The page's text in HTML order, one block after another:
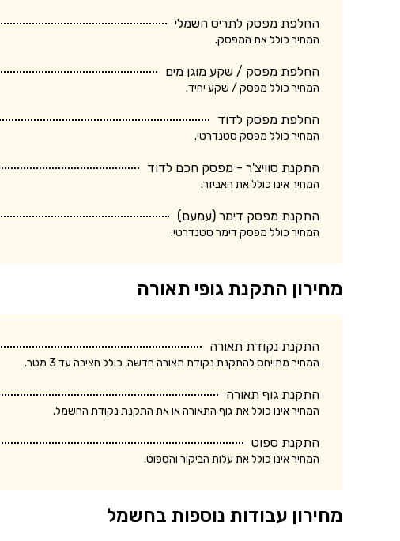
החלפת מפסק לתריס חשמלי
המחיר כולל את המפסק.
החלפת מפסק / שקע מוגן מים
המחיר כולל מפסק / שקע יחיד.
החלפת מפסק לדוד
המחיר כולל מפסק סטנדרטי.
התקנת סוויצ'ר - מפסק חכם לדוד
המחיר אינו כולל את האביזר.
התקנת מפסק דימר (עמעם)
המחיר כולל מפסק דימר סטנדרטי.
מחירון התקנת גופי תאורה
התקנת נקודת תאורה
המחיר מתייחס להתקנת נקודת תאורה חדשה, כולל חציבה עד 3 מטר.
התקנת גוף תאורה
המחיר אינו כולל את גוף התאורה או את התקנת נקודת החשמל.
התקנת ספוט
המחיר אינו כולל את עלות הביקור והספוט.
מחירון עבודות נוספות בחשמל